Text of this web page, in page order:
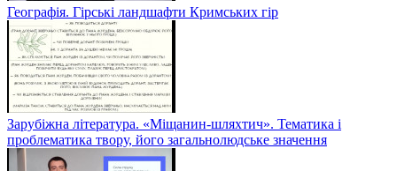
Географія. Гірські ландшафти Кримських гір
Зарубіжна література. «Міщанин-шляхтич». Тематика і
проблематика твору, його загальнолюдське значення